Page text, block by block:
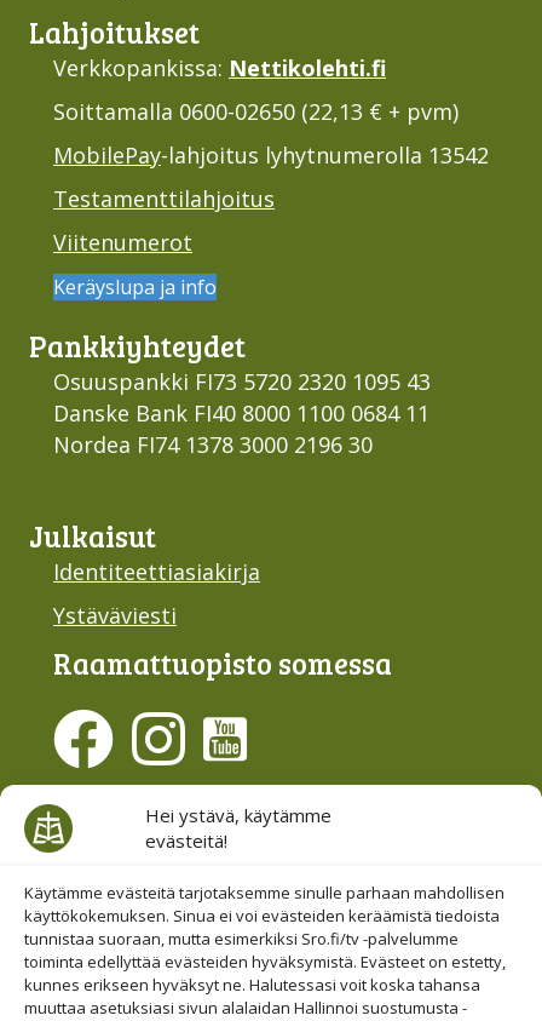
Hei ystävä, käytämme
evästeitä!
Käytämme evästeitä tarjotaksemme sinulle parhaan mahdollisen
käyttökokemuksen. Sinua ei voi evästeiden keräämistä tiedoista
tunnistaa suoraan, mutta esimerkiksi Sro.fi/tv -palvelumme
toiminta edellyttää evästeiden hyväksymistä. Evästeet on estetty,
kunnes erikseen hyväksyt ne. Halutessasi voit koska tahansa
muuttaa asetuksiasi sivun alalaidan Hallinnoi suostumusta -
Lahjoi­tukset
Verkkopankissa: Nettikolehti.fi
Soittamalla 0600-02650 (22,13 € + pvm)
MobilePay-lahjoitus lyhytnumerolla 13542
Testamenttilahjoitus
Viitenumerot
Keräyslupa ja info
Pankki­yhteydet
Osuuspankki FI73 5720 2320 1095 43
Danske Bank FI40 8000 1100 0684 11
Nordea FI74 1378 3000 2196 30
Julkaisut
Identiteettiasiakirja
Ystäväviesti
Raamattu­opisto somessa
Evästesuostumus
Hallinnoi evästeitä
Etsi sivuiltamme